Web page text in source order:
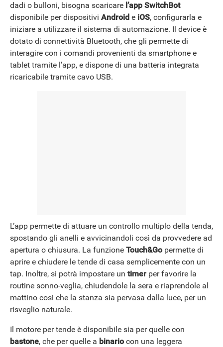
dadi o bulloni, bisogna scaricare l’app SwitchBot
disponibile per dispositivi Android e iOS, configurarla e
iniziare a utilizzare il sistema di automazione. Il device è
dotato di connettività Bluetooth, che gli permette di
interagire con i comandi provenienti da smartphone e
tablet tramite l’app, e dispone di una batteria integrata
ricaricabile tramite cavo USB.
L’app permette di attuare un controllo multiplo della tenda,
spostando gli anelli e avvicinandoli così da provvedere ad
apertura o chiusura. La funzione Touch&Gopermette di
aprire e chiudere le tende di casa semplicemente con un
tap. Inoltre, si potrà impostare un timer per favorire la
routine sonno-veglia, chiudendole la sera e riaprendole al
mattino così che la stanza sia pervasa dalla luce, per un
risveglio naturale.
Il motore per tende è disponibile sia per quelle con
bastone, che per quelle a binariocon una leggera